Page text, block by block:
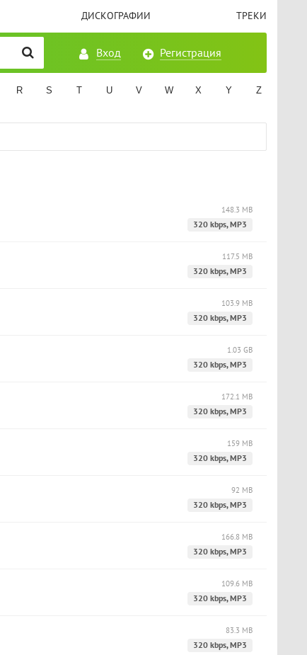
ДИСКОГРАФИИ ТРЕКИ
Вход Регистрация
R S T U V W X Y Z
148.3 MB
320 kbps, MP3
117.5 MB
320 kbps, MP3
103.9 MB
320 kbps, MP3
1.03 GB
320 kbps, MP3
172.1 MB
320 kbps, MP3
159 MB
320 kbps, MP3
92 MB
320 kbps, MP3
166.8 MB
320 kbps, MP3
109.6 MB
320 kbps, MP3
83.3 MB
320 kbps, MP3